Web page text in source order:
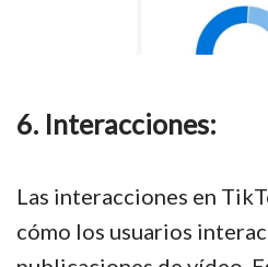
6. Interacciones:
Las interacciones en
cómo los usuarios